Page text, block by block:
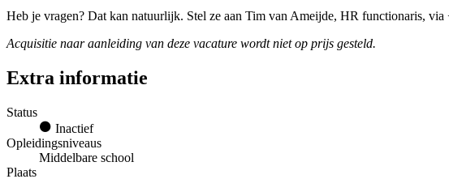
Heb je vragen? Dat kan natuurlijk. Stel ze aan Tim van Ameijde, HR functionaris,
Acquisitie naar aanleiding van deze vacature wordt niet op prijs gesteld.
Extra informatie
Status
Inactief
Opleidingsniveaus
Middelbare school
Plaats